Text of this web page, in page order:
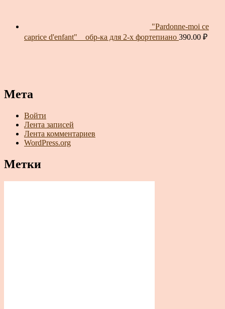
"Pardonne-moi ce
caprice d'enfant" _ обр-ка для 2-х фортепиано 390.00 ₽
Мета
Войти
Лента записей
Лента комментариев
WordPress.org
Метки